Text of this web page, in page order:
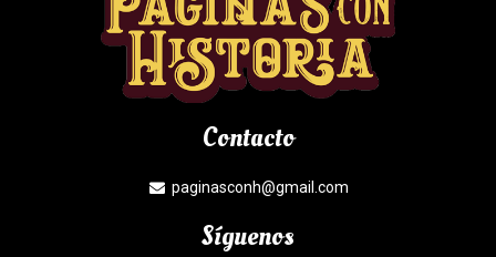
Contacto
paginasconh@gmail.com
Síguenos